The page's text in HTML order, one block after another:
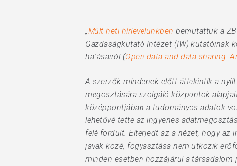
„Múlt heti hírlevelünkben bemutattuk a
Gazdaságkutató Intézet (IW) kutatóinak
hatásairól (Open data and data sharing:
A szerzők mindenek előtt áttekintik a
megosztására szolgáló központok
középpontjában a tudományos adatok
lehetővé tette az ingyenes
felé fordult. Elterjedt az a nézet, hogy az
javak közé, fogyasztása nem ütközik
minden esetben hozzájárul a